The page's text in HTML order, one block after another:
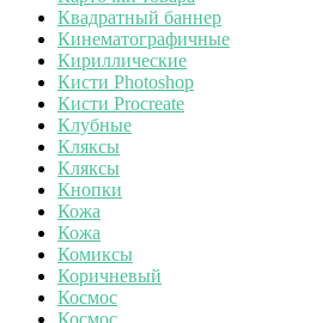
Квадратный баннер
Кинематографичные
Кириллические
Кисти Photoshop
Кисти Procreate
Клубные
Кляксы
Кляксы
Кнопки
Кожа
Кожа
Комиксы
Коричневый
Космос
Космос